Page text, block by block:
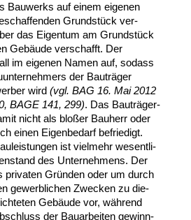
Bau­werks auf ei­nem ei­ge­nen
Grundstück ver­
das Ei­gen­tum am Grundstück
Gebäude ver­schafft. Der
im ei­ge­nen Na­men auf, so­dass
der Bauträger
wird (vgl. BAG 16. Mai 2012
BA­GE 141, 299). Das Bauträger­
nicht als bloßer Bau­herr oder
ei­nen Ei­gen­be­darf be­frie­digt.
ist viel­mehr we­sent­li­
des Un­ter­neh­mens. Der
pri­va­ten Gründen oder um durch
ge­werb­li­chen Zwe­cken zu die­
Gebäude vor, während
der Bau­ar­bei­ten ge­winn­